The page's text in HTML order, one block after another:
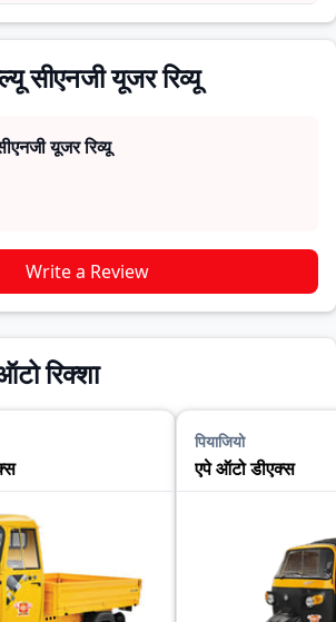
सीएनजी यूजर रिव्यू
यूजर रिव्यू
Write a Review
रिक्शा
पियाजियो
एपे ऑटो डीएक्स